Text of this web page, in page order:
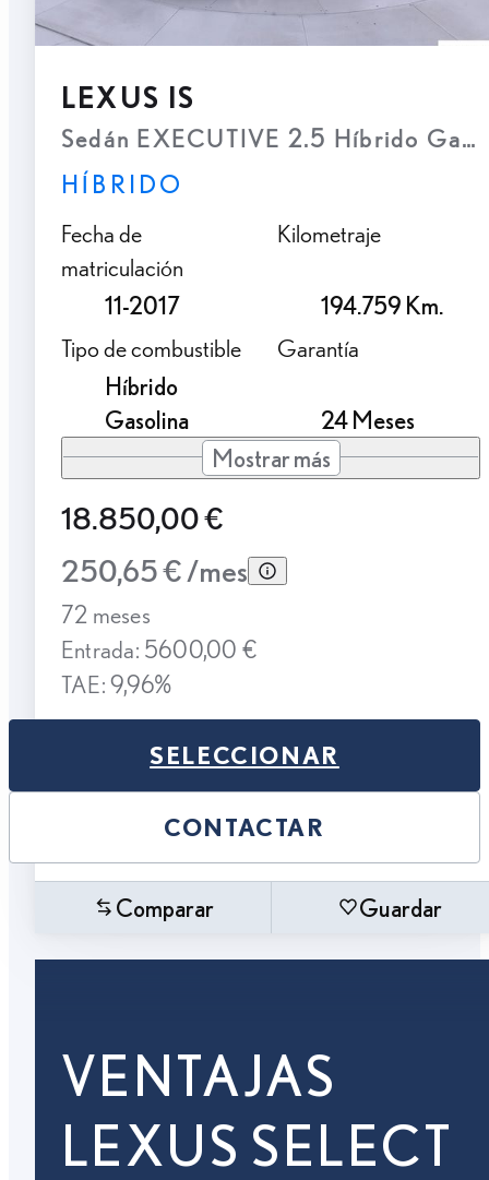
LEXUS IS
Sedán EXECUTIVE 2.5 Híbrido
HÍBRIDO
Fecha de
matriculación
11-2017
Kilometraje
194.759 Km.
Tipo de combustible
Híbrido
Gasolina
Garantía
24 Meses
Mostrar más
18.850,00 €
250,65 € /mes
72 meses
Entrada: 5600,00 €
TAE: 9,96%
SELECCIONAR
CONTACTAR
Comparar Guardar
VENTAJAS
LEXUS SELECT